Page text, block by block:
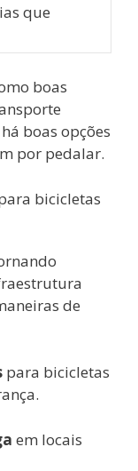
que
boas
boas opções
por pedalar.
bicicletas
de
para bicicletas
em locais